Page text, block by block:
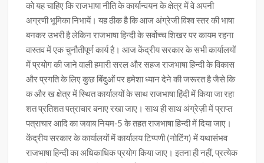
को यह चाहिए कि राजभाषा नीति के कार्यान्वयन के क्षेत्र में वे अपनी
अग्रणी भूमिका निभायें। यह ठीक है कि आज अंग्रेजी विश्व स्तर की भाषा
बनकर उभरी है लेकिन राजभाषा हिन्दी के सर्वोच्च शिखर पर कायम रहना
वास्तव में एक चुनौतीपूर्ण कार्य है। आज केंद्रीय सरकार के सभी कार्यालयों
में प्रयोग की जाने वाली हमारी सरल और सहज राजभाषा हिन्दी के विकास
और प्रगति के लिए कुछ बिंदुओं पर हमेशा ध्यान देने की जरूरत है जैसे कि
क और ख क्षेत्र में स्थित कार्यालयों के साथ राजभाषा हिंदी में किया जा रहा
शत प्रतिशत पत्राचार बनाए रखा जाए। साथ ही साथ अंग्रेज़ी में प्राप्त
पत्राचार आदि का जवाब नियम-5 के तहत राजभाषा हिन्दी में दिया जाए।
केंद्रीय सरकार के कार्यालयों में कार्यालय टिप्पणी (नोटिंग) में यथासंभव
राजभाषा हिन्दी का अधिकाधिक प्रयोग किया जाए। इतना ही नहीं, प्रत्येक